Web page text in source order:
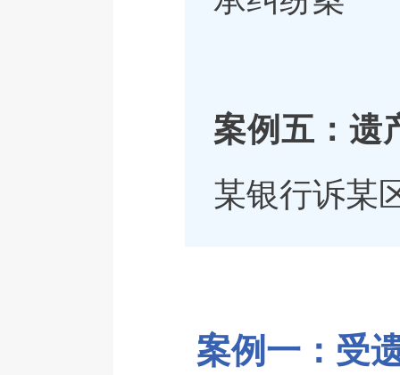
案例五：遗
某银行诉某
案例一：受